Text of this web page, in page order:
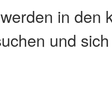
in den
und